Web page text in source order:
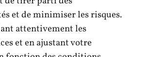
et de minimiser les risques.
attentivement les
et en ajustant votre